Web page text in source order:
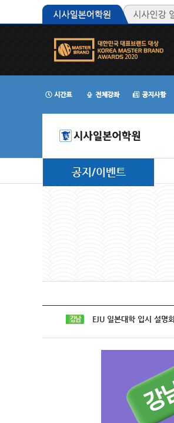
공지/이벤트
강남 EJU 일본대학 입시 설명회